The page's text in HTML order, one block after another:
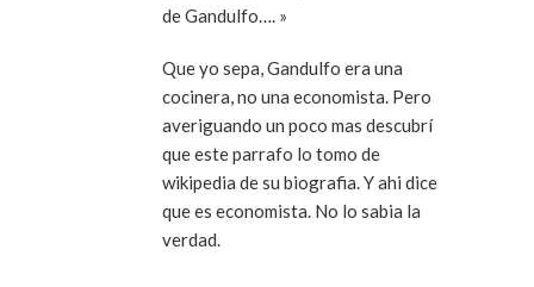
de Gandulfo…. »
Que yo sepa, Gandulfo era una
cocinera, no una economista. Pero
averiguando un poco mas descubrí
que este parrafo lo tomo de
wikipedia de su biografia. Y ahi dice
que es economista. No lo sabia la
verdad.